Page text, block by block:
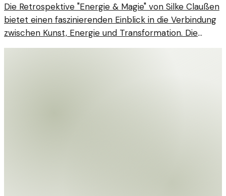
Die Retrospektive "Energie & Magie" von Silke Claußen
bietet einen faszinierenden Einblick in die Verbindung
zwischen Kunst, Energie und Transformation. Die
Ausstellung regt zur Reflexion über unsere Beziehung